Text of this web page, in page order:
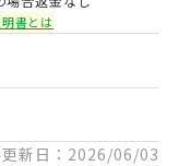
書とは
新日：2026/06/03